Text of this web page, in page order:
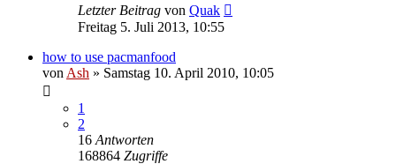
Letzter Beitrag von Quak
Freitag 5. Juli 2013, 10:55
how to use pacmanfood
von Ash » Samstag 10. April 2010, 10:05
1
2
16 Antworten
168864 Zugriffe